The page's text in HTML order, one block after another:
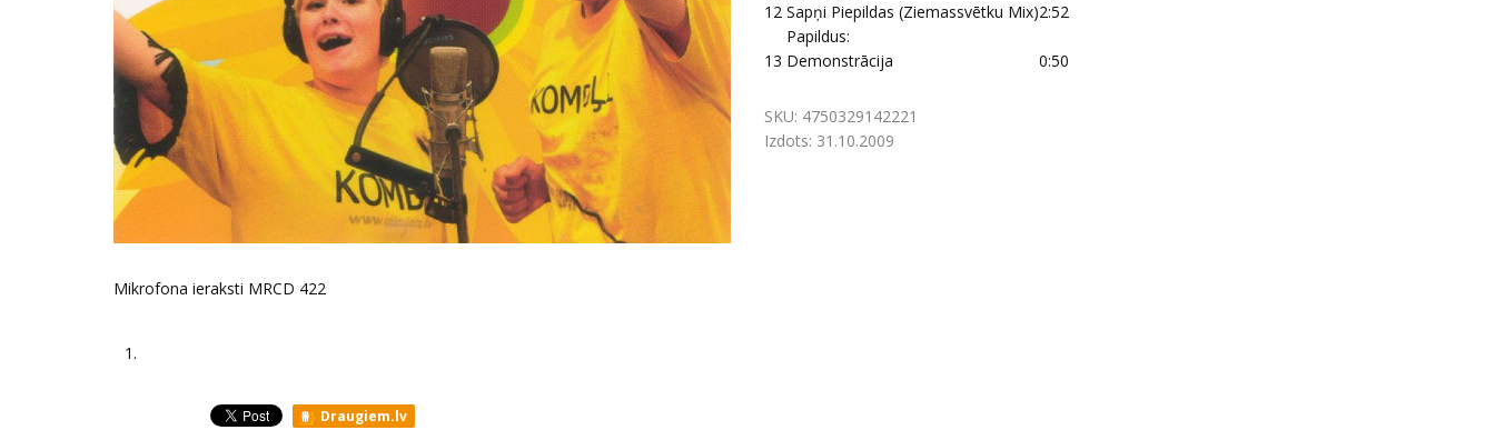
12 Sapņi Piepildas (Ziemassvētku Mix)2:52
Papildus:
13 Demonstrācija 0:50
SKU: 4750329142221
Izdots: 31.10.2009
Mikrofona ieraksti MRCD 422
1.
Draugiem.lv